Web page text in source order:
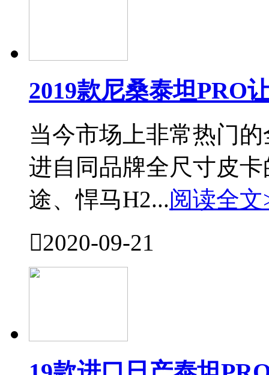
2019款尼桑泰坦PRO
当今市场上非常热门
进自同品牌全尺寸皮
途、悍马H2...阅读全文
2020-09-21